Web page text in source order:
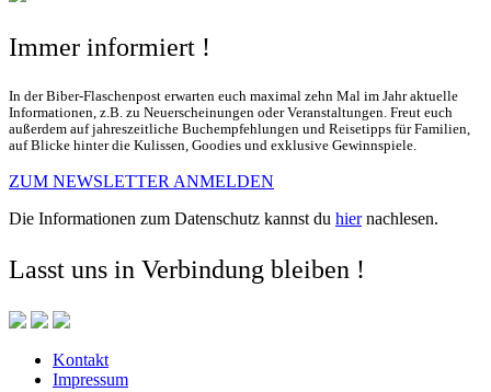
Immer informiert !
In der Biber-Flaschenpost erwarten euch maximal zehn Mal im Jahr aktuelle
Informationen, z.B. zu Neuerscheinungen oder Veranstaltungen. Freut euch
außerdem auf jahreszeitliche Buchempfehlungen und Reisetipps für Familien,
auf Blicke hinter die Kulissen, Goodies und exklusive Gewinnspiele.
ZUM NEWSLETTER ANMELDEN
Die Informationen zum Datenschutz kannst du hiernachlesen.
Lasst uns in Verbindung bleiben !
Kontakt
Impressum